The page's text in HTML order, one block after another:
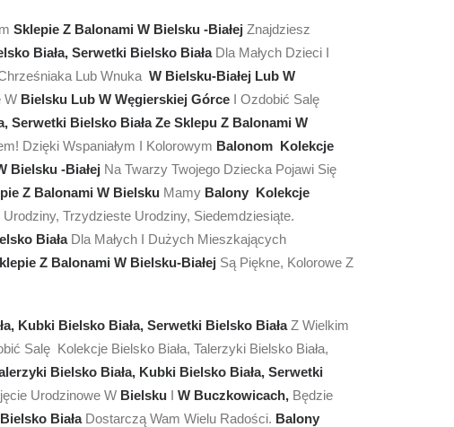
Sklepie Z Balonami W Bielsku -Białej Znajdziesz
Biała, Serwetki Bielsko Biała Dla Małych Dzieci I
Lub Wnuka W Bielsku-Białej Lub W
W Bielsku Lub W Węgierskiej Górce I Ozdobić Salę
Serwetki Bielsko Biała Ze Sklepu Z Balonami W
Dzięki Wspaniałym I Kolorowym Balonom Kolekcje
Bielsku -Białej Na Twarzy Twojego Dziecka Pojawi Się
Z Balonami W Bielsku Mamy Balony Kolekcje
Trzydzieste Urodziny, Siedemdziesiąte.
Biała Dla Małych I Dużych Mieszkających
Z Balonami W Bielsku-Białej Są Piękne, Kolorowe Z
Kubki Bielsko Biała, Serwetki Bielsko BiałaZ Wielkim
Salę Kolekcje Bielsko Biała, Talerzyki Bielsko Biała,
Bielsko Biała, Kubki Bielsko Biała, Serwetki
Urodzinowe W Bielsku I W Buczkowicach, Będzie
Biała Dostarczą Wam Wielu Radości. Balony